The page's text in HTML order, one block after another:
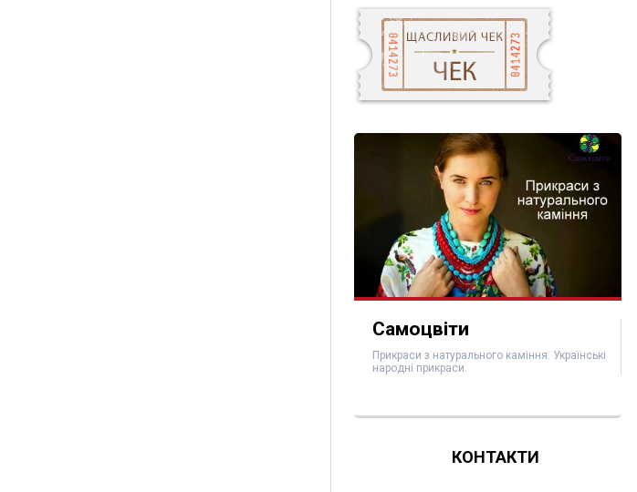
Самоцвіти
Прикраси з натурального каміння. Українські
народні прикраси.
КОНТАКТИ